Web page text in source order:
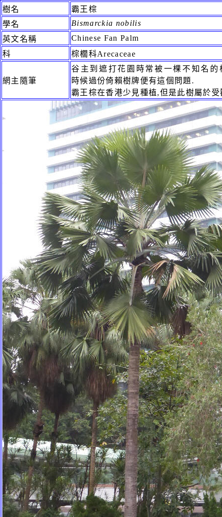
樹名
霸王棕
學名
Bismarckia nobilis
英文名稱
Chinese Fan Palm
科
棕櫚科Arecaceae
網主隨筆
谷主到遮打花園時常被一棵不知名的
時候過份倚賴樹牌便有這個問題.
霸王棕在香港少見種植,但是此樹屬於